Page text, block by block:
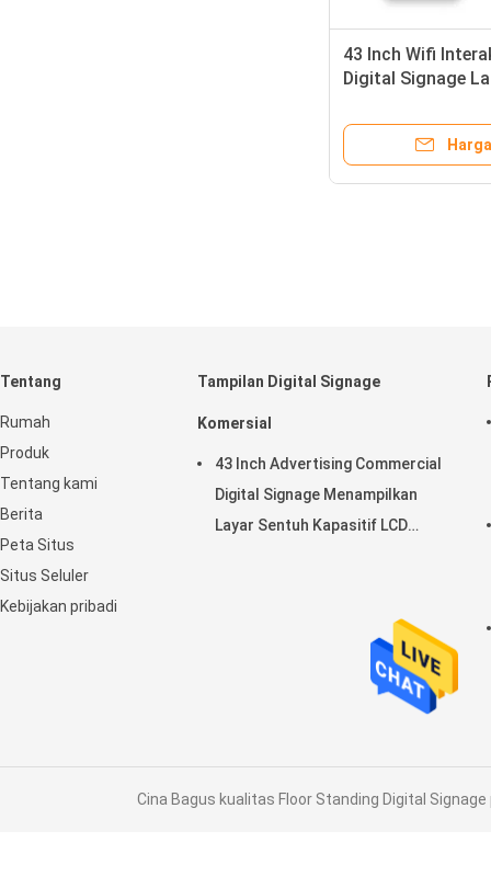
43 Inch Wifi
Digital Signage
Tentang
Rumah
Produk
Tentang kami
Berita
Peta Situs
Situs Seluler
Kebijakan pribadi
Tampilan Digital Signage
Komersial
43 Inch Advertising Commercial
Digital Signage Menampilkan
Layar Sentuh Kapasitif LCD
Cina Bagus kualitas Floor Standing Digital